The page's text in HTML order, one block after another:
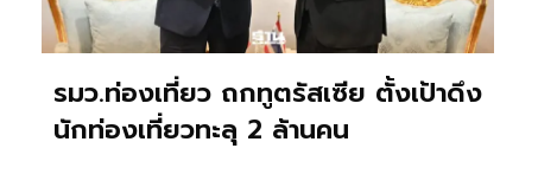
รมว.ท่องเที่ยว ถกทูตรัสเซีย ตั้งเป้าดึง
นักท่องเที่ยวทะลุ 2 ล้านคน